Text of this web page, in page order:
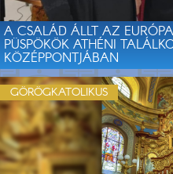
A CSALÁD ÁLLT AZ
PÜSPÖKÖK ATHÉNI
KÖZÉPPONTJÁBAN
GÖRÖGKATOLIKUS